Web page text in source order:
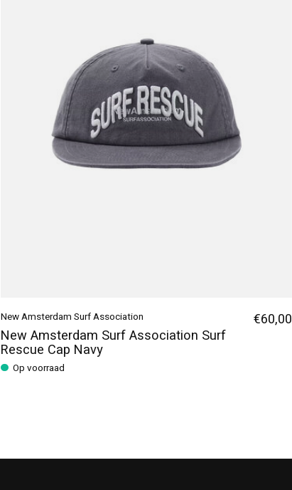
New Amsterdam Surf Association
New Amsterdam Surf Association Surf
Rescue Cap Navy
Op voorraad
€60,00